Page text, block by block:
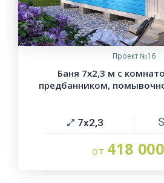
Проект №16
Баня 7х2,3 м с
предбанником,
7х2,3
418 000